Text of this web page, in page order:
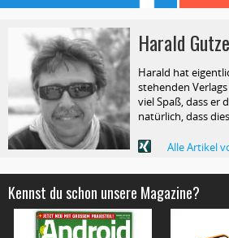
Harald
Harald hat
stehenden
viel Spaß, dass er
natürlich, dass
Alle Artikel
Kennst du schon unsere Magazine?